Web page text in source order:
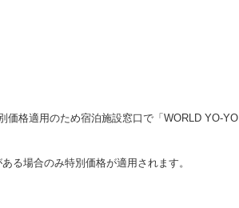
格適用のため宿泊施設窓口で「WORLD YO-YO
る場合のみ特別価格が適用されます。